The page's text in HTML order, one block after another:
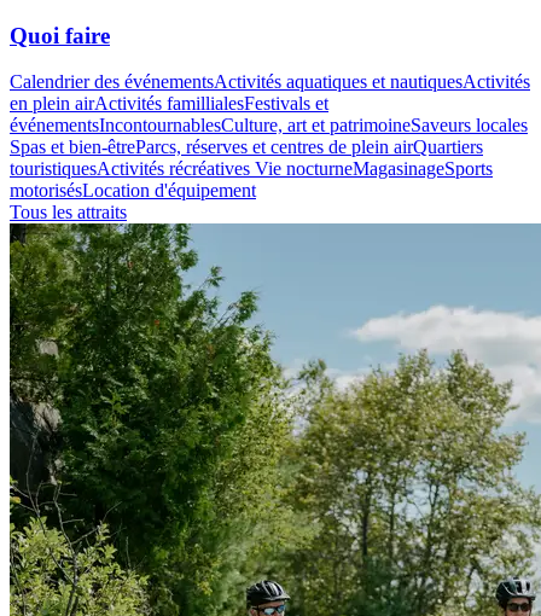
Quoi faire
Calendrier des événementsActivités aquatiques et nautiquesActivités
en plein airActivités famillialesFestivals et
événementsIncontournablesCulture, art et patrimoineSaveurs locales
Spas et bien-êtreParcs, réserves et centres de plein airQuartiers
touristiquesActivités récréatives Vie nocturneMagasinageSports
motorisésLocation d'équipement
Tous les attraits